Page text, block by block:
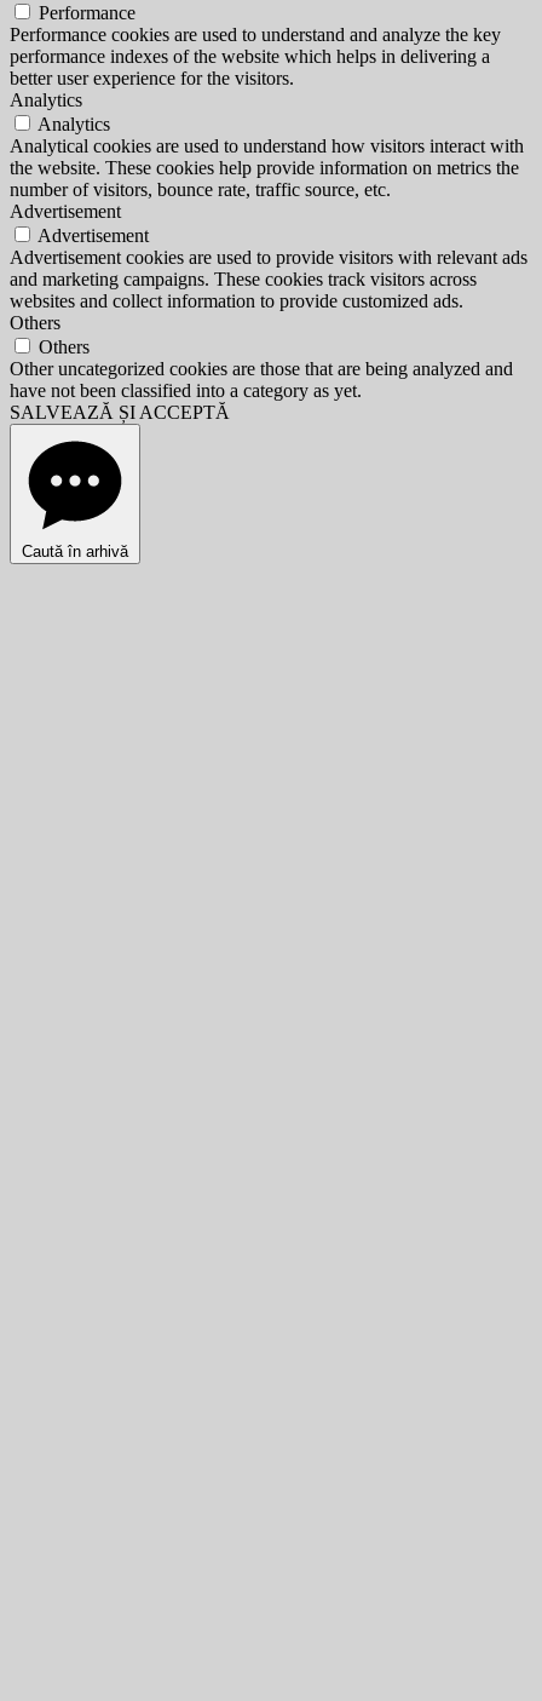
Performance
Performance cookies are used to understand and analyze the key
performance indexes of the website which helps in delivering a
better user experience for the visitors.
Analytics
Analytics
Analytical cookies are used to understand how visitors interact with
the website. These cookies help provide information on metrics the
number of visitors, bounce rate, traffic source, etc.
Advertisement
Advertisement
Advertisement cookies are used to provide visitors with relevant ads
and marketing campaigns. These cookies track visitors across
websites and collect information to provide customized ads.
Others
Others
Other uncategorized cookies are those that are being analyzed and
have not been classified into a category as yet.
SALVEAZĂ ȘI ACCEPTĂ
Caută în arhivă